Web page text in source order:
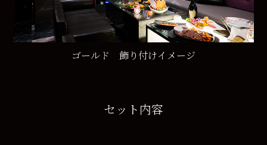
ゴールド 飾り付けイメージ
セット内容